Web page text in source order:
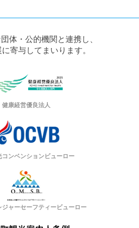
体・公的機関と連携し、
寄与してまいります。
健康経営優良法人
コンベンションビューロー
ジャーセーフティービューロー